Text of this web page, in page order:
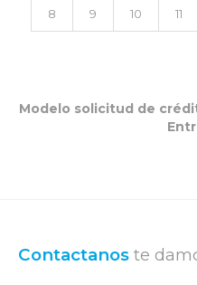
8 9 10 11
Modelo solicitud de
Contactanos te